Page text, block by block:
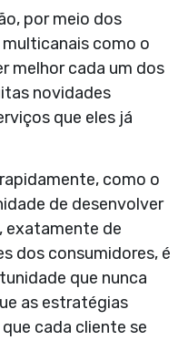
por meio dos
como o
melhor cada um dos
novidades
que eles já
como o
de desenvolver
exatamente de
dos consumidores, é
que nunca
as estratégias
cada cliente se